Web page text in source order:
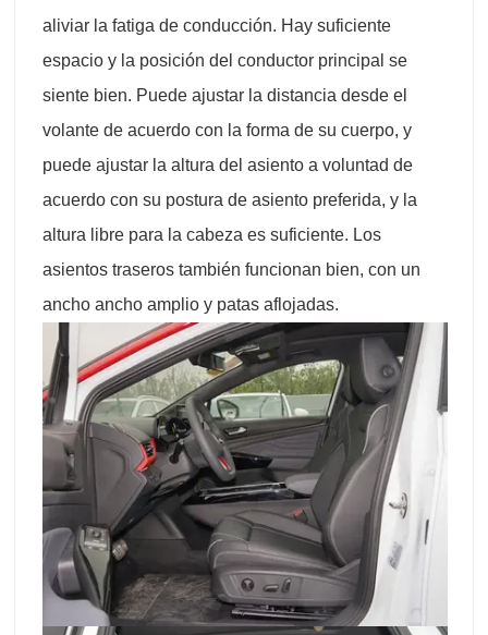
aliviar la fatiga de conducción. Hay suficiente
espacio y la posición del conductor principal se
siente bien. Puede ajustar la distancia desde el
volante de acuerdo con la forma de su cuerpo, y
puede ajustar la altura del asiento a voluntad de
acuerdo con su postura de asiento preferida, y la
altura libre para la cabeza es suficiente. Los
asientos traseros también funcionan bien, con un
ancho ancho amplio y patas aflojadas.